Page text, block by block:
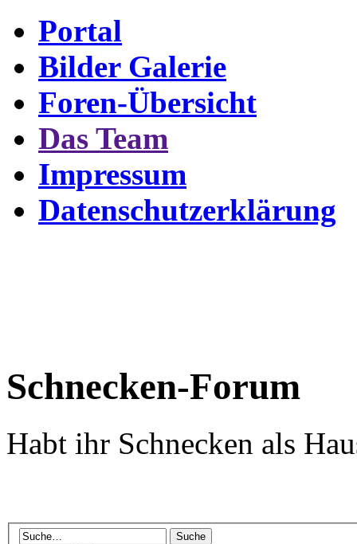
Portal
Bilder Galerie
Foren-Übersicht
Das Team
Impressum
Datenschutzerklärung
Schnecken-Forum
Habt ihr Schnecken als